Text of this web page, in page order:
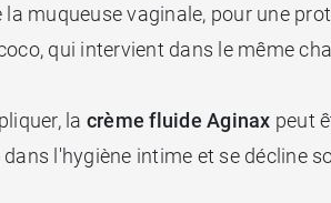
la muqueuse vaginale, pour une
qui intervient dans le même
la crème fluide Aginax peut
dans l'hygiène intime et se décline